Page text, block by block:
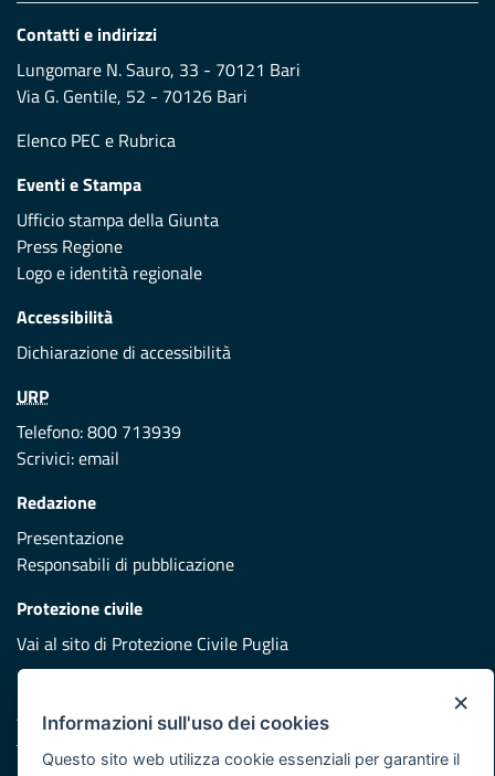
Contatti e indirizzi
Lungomare N. Sauro, 33 - 70121 Bari
Via G. Gentile, 52 - 70126 Bari
Elenco PEC e Rubrica
Eventi e Stampa
Ufficio stampa della Giunta
Press Regione
Logo e identità regionale
Accessibilità
Dichiarazione di accessibilità
URP
Telefono: 800 713939
Scrivici:email
Redazione
Presentazione
Responsabili di pubblicazione
Protezione civile
Vai al sito di Protezione Civile Puglia
Asse XI
×
Informazioni sull'uso dei cookies
Questo sito web utilizza cookie essenziali per garantire il